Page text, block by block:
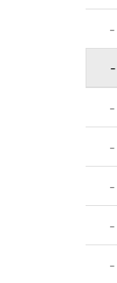
-
-
-
-
-
-
-